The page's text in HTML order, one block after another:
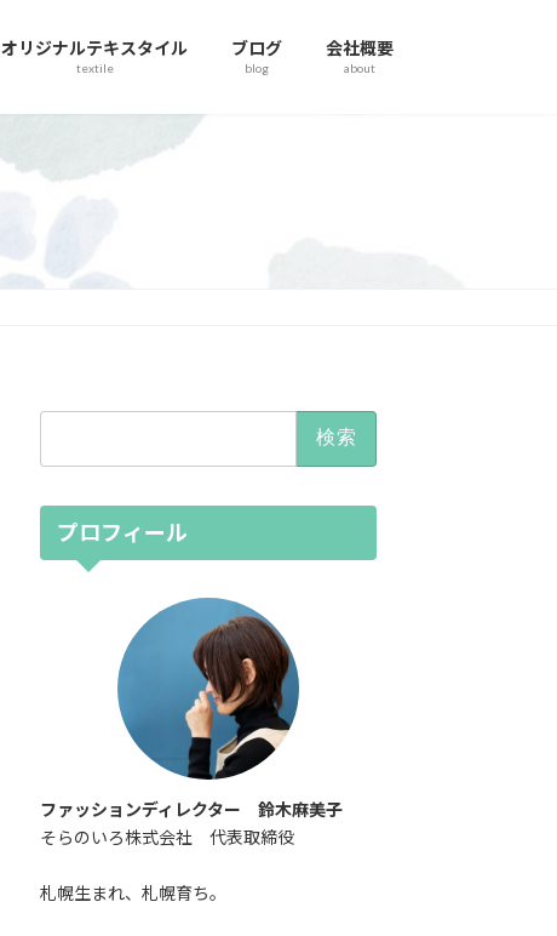
オリジナルテキスタイル
textile
ブログ
blog
会社概要
about
プロフィール
ファッションディレクター 鈴木麻美子
そらのいろ株式会社 代表取締役
札幌生まれ、札幌育ち。